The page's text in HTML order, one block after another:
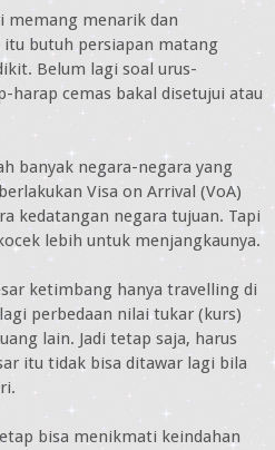
memang menarik dan
itu butuh persiapan matang
Belum lagi soal urus-
harap cemas bakal disetujui atau
banyak negara-negara yang
Visa on Arrival (VoA)
kedatangan negara tujuan. Tapi
lebih untuk menjangkaunya.
ketimbang hanya travelling di
perbedaan nilai tukar (kurs)
lain. Jadi tetap saja, harus
itu tidak bisa ditawar lagi bila
bisa menikmati keindahan